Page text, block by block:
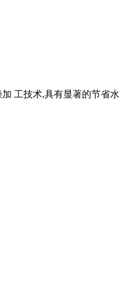
工技术,具有显著的节省水